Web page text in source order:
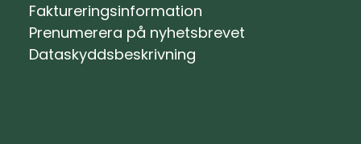
Faktureringsinformation
Prenumerera på nyhetsbrevet
Dataskyddsbeskrivning